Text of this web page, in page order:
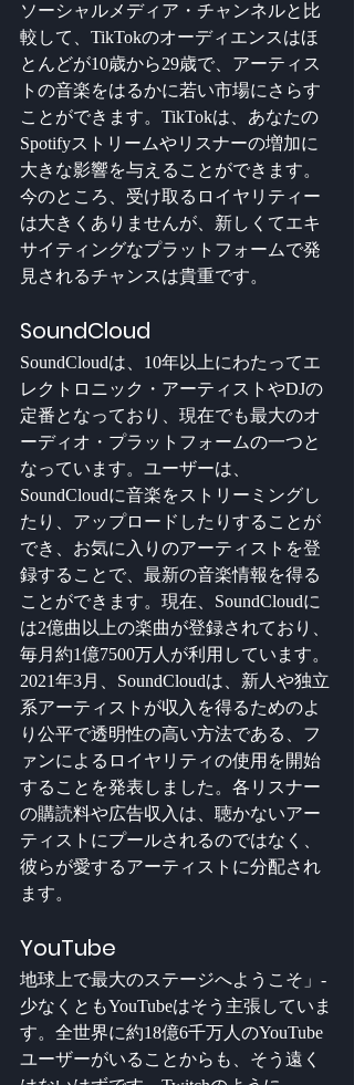
ソーシャルメディア・チャンネルと比
較して、TikTokのオーディエンスはほ
とんどが10歳から29歳で、アーティス
トの音楽をはるかに若い市場にさらす
ことができます。TikTokは、あなたの
Spotifyストリームやリスナーの増加に
大きな影響を与えることができます。
今のところ、受け取るロイヤリティー
は大きくありませんが、新しくてエキ
サイティングなプラットフォームで発
見されるチャンスは貴重です。
SoundCloud
SoundCloudは、10年以上にわたってエ
レクトロニック・アーティストやDJの
定番となっており、現在でも最大のオ
ーディオ・プラットフォームの一つと
なっています。ユーザーは、
SoundCloudに音楽をストリーミングし
たり、アップロードしたりすることが
でき、お気に入りのアーティストを登
録することで、最新の音楽情報を得る
ことができます。現在、SoundCloudに
は2億曲以上の楽曲が登録されており、
毎月約1億7500万人が利用しています。
2021年3月、SoundCloudは、新人や独立
系アーティストが収入を得るためのよ
り公平で透明性の高い方法である、フ
ァンによるロイヤリティの使用を開始
することを発表しました。各リスナー
の購読料や広告収入は、聴かないアー
ティストにプールされるのではなく、
彼らが愛するアーティストに分配され
ます。
YouTube
地球上で最大のステージへようこそ」-
少なくともYouTubeはそう主張していま
す。全世界に約18億6千万人のYouTube
ユーザーがいることからも、そう遠く